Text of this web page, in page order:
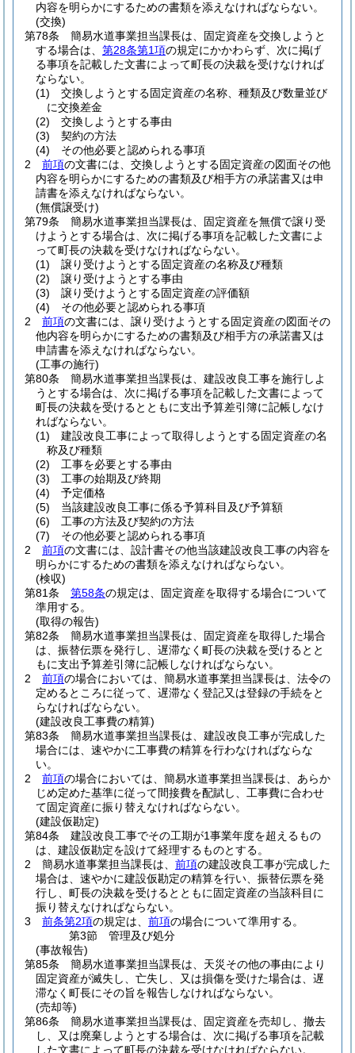
内容を明らかにするための書類を添えなければならない。
(交換)
第78条
簡易水道事業担当課長は、固定資産を交換しようと
する場合は、 第28条第1項の規定にかかわらず、次に掲げ
る事項を記載した文書によって町長の決裁を受けなければ
ならない。
(1)
交換しようとする固定資産の名称、種類及び数量並び
に交換差金
(2)
交換しようとする事由
(3)
契約の方法
(4)
その他必要と認められる事項
2
前項の文書には、交換しようとする固定資産の図面その他
内容を明らかにするための書類及び相手方の承諾書又は申
請書を添えなければならない。
(無償譲受け)
第79条
簡易水道事業担当課長は、固定資産を無償で譲り受
けようとする場合は、次に掲げる事項を記載した文書によ
って町長の決裁を受けなければならない。
(1)
譲り受けようとする固定資産の名称及び種類
(2)
譲り受けようとする事由
(3)
譲り受けようとする固定資産の評価額
(4)
その他必要と認められる事項
2
前項の文書には、譲り受けようとする固定資産の図面その
他内容を明らかにするための書類及び相手方の承諾書又は
申請書を添えなければならない。
(工事の施行)
第80条
簡易水道事業担当課長は、建設改良工事を施行しよ
うとする場合は、次に掲げる事項を記載した文書によって
町長の決裁を受けるとともに支出予算差引簿に記帳しなけ
ればならない。
(1)
建設改良工事によって取得しようとする固定資産の名
称及び種類
(2)
工事を必要とする事由
(3)
工事の始期及び終期
(4)
予定価格
(5)
当該建設改良工事に係る予算科目及び予算額
(6)
工事の方法及び契約の方法
(7)
その他必要と認められる事項
2
前項の文書には、設計書その他当該建設改良工事の内容を
明らかにするための書類を添えなければならない。
(検収)
第81条
第58条の規定は、固定資産を取得する場合について
準用する。
(取得の報告)
第82条
簡易水道事業担当課長は、固定資産を取得した場合
は、振替伝票を発行し、遅滞なく町長の決裁を受けるとと
もに支出予算差引簿に記帳しなければならない。
2
前項の場合においては、簡易水道事業担当課長は、法令の
定めるところに従って、遅滞なく登記又は登録の手続をと
らなければならない。
(建設改良工事費の精算)
第83条
簡易水道事業担当課長は、建設改良工事が完成した
場合には、速やかに工事費の精算を行わなければならな
い。
2
前項の場合においては、簡易水道事業担当課長は、あらか
じめ定めた基準に従って間接費を配賦し、工事費に合わせ
て固定資産に振り替えなければならない。
(建設仮勘定)
第84条
建設改良工事でその工期が1事業年度を超えるもの
は、建設仮勘定を設けて経理するものとする。
2
簡易水道事業担当課長は、 前項の建設改良工事が完成した
場合は、速やかに建設仮勘定の精算を行い、振替伝票を発
行し、町長の決裁を受けるとともに固定資産の当該科目に
振り替えなければならない。
3
前条第2項の規定は、 前項の場合について準用する。
第3節
管理及び処分
(事故報告)
第85条
簡易水道事業担当課長は、天災その他の事由により
固定資産が滅失し、亡失し、又は損傷を受けた場合は、遅
滞なく町長にその旨を報告しなければならない。
(売却等)
第86条
簡易水道事業担当課長は、固定資産を売却し、撤去
し、又は廃棄しようとする場合は、次に掲げる事項を記載
した文書によって町長の決裁を受けなければならない。